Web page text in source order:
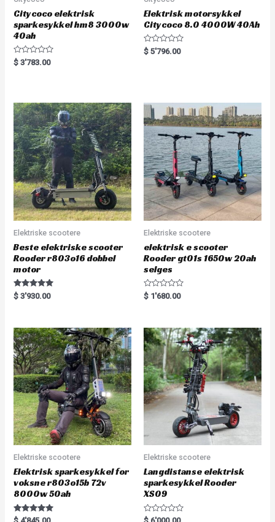
Citycoco elektrisk
sparkesykkel hm8 3000w
40ah
R
a
o
u
t
o
f
5
$ 3'783.00
Elektrisk motorsykkel
Citycoco 8.0 4000W 40Ah
R
a
u
o
f
5
$ 5'796.00
Elektriske scootere
Beste elektriske scooter
Rooder r803o16 dobbel
motor
Rated
5.00
$ 3'930.00
Elektriske scootere
elektrisk e scooter
Rooder gt01s 1650w 20ah
selges
R
a
0
o
u
t
o
f
5
$ 1'680.00
Elektriske scootere
Elektrisk sparkesykkel for
voksne r803o15b 72v
8000w 50ah
Rated
Elektriske scootere
Langdistanse elektrisk
sparkesykkel Rooder
XS09
R